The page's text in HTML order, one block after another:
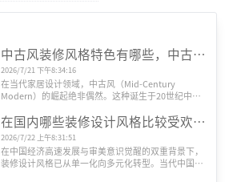
中古风装修风格特色有哪些，中古风装修设计效果图
2026/7/21 下午8:34:16
在当代家居设计领域，中古风（Mid-Century
Modern）的崛起绝非偶然。这种诞生于20世纪中叶
全球范围内引发新一轮审美革命。其独特魅力源于对
功能主义的极致追求、对复古情怀的现代转译，以及
对人文精神的深度诠释，形成了一套完整的美学体
系。
在国内哪些装修设计风格比较受欢迎？
2026/7/22 上午8:31:51
在中国经济高速发展与审美意识觉醒的双重背景下，
装修设计风格已从单一化向多元化转型。当代中国家